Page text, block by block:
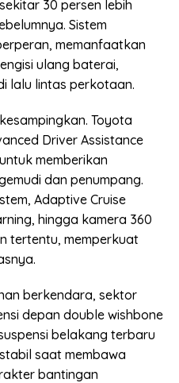
30 persen lebih
Sistem
memanfaatkan
ulang baterai,
lalu lintas perkotaan.
Toyota
Driver Assistance
memberikan
dan penumpang.
Adaptive Cruise
hingga kamera 360
tertentu, memperkuat
berkendara, sektor
depan double wishbone
belakang terbaru
saat membawa
bantingan